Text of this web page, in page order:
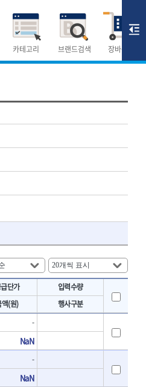
카테고리 브랜드검색 장바구니
단가
입력수량
(원) 행사구분
-
NaN
-
NaN